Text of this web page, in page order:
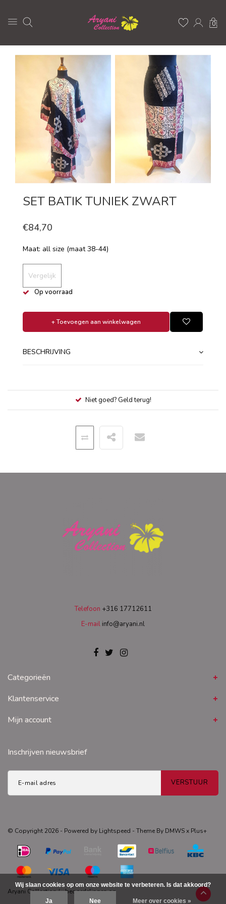
0
SET BATIK TUNIEK ZWART
€84,70
Maat: all size (maat 38-44)
Vergelijk
Op voorraad
+ Toevoegen aan winkelwagen
BESCHRIJVING
Niet goed? Geld terug!
Telefoon +316 17712611
E-mail info@aryani.nl
Categorieën
Klantenservice
Mijn account
Inschrijven nieuwsbrief
VERSTUUR
© Copyright 2026 - Powered by Lightspeed - Theme By DMWSx Plus+
Aryani Collection/-beoordelingen op
Wij slaan cookies op om onze website te verbeteren. Is dat akkoord?
Ja Nee Meer over cookies »